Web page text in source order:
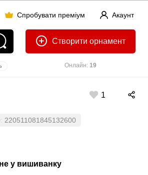
Акаунт
Спробувати преміум
Створити
Онлайн: 19
1
220511081845132600
у вишиванку